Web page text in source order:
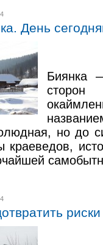
День
Биянка
сторон
но до
краеведов,
риски